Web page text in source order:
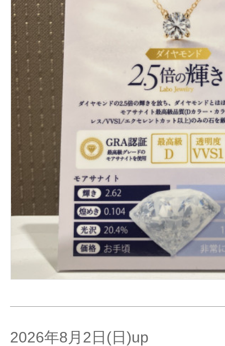
2026年8月2日(日)up